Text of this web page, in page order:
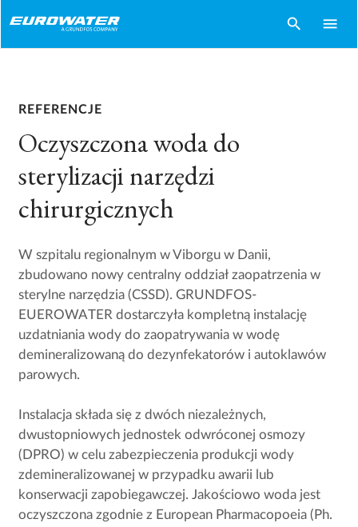
search menu
REFERENCJE
Oczyszczona woda do
sterylizacji narzędzi
chirurgicznych
W szpitalu regionalnym w Viborgu w Danii,
zbudowano nowy centralny oddział zaopatrzenia w
sterylne narzędzia (CSSD). GRUNDFOS-
EUEROWATER dostarczyła kompletną instalację
uzdatniania wody do zaopatrywania w wodę
demineralizowaną do dezynfekatorów i autoklawów
parowych.
Instalacja składa się z dwóch niezależnych,
dwustopniowych jednostek odwróconej osmozy
(DPRO) w celu zabezpieczenia produkcji wody
zdemineralizowanej w przypadku awarii lub
konserwacji zapobiegawczej. Jakościowo woda jest
oczyszczona zgodnie z European Pharmacopoeia (Ph.